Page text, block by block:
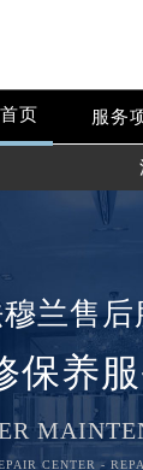
首页 服务
兰售后
保养
CENTER -